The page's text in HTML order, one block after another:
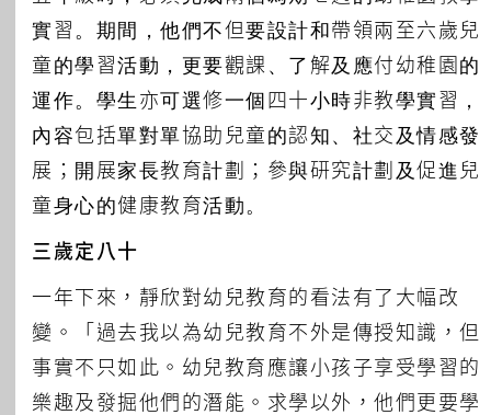
實習。期間，他們不但要設計和帶領兩至六歲兒
童的學習活動，更要觀課、了解及應付幼稚園的
運作。學生亦可選修一個四十小時非教學實習，
內容包括單對單協助兒童的認知、社交及情感發
展；開展家長教育計劃；參與研究計劃及促進兒
童身心的健康教育活動。
三歲定八十
一年下來，靜欣對幼兒教育的看法有了大幅改
變。「過去我以為幼兒教育不外是傳授知識，但
事實不只如此。幼兒教育應讓小孩子享受學習的
樂趣及發掘他們的潛能。求學以外，他們更要學